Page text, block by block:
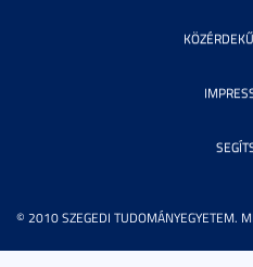
© 2010 SZEGEDI TUDOMÁNYEGYETEM.